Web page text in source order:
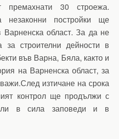
30 строежа.
незаконни постройки ще
област. За да не
за строителни дейности в
във Варна, Бяла, както и
на Варненска област, за
изтичане на срока
контрол ще продължи с
в сила заповеди и в